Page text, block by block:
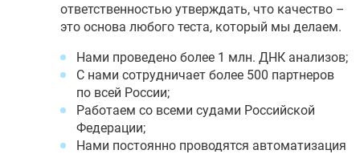
ответственностью утверждать, что качество –
это основа любого теста, который мы делаем.
Нами проведено более 1 млн. ДНК анализов;
С нами сотрудничает более 500 партнеров
по всей России;
Работаем со всеми судами Российской
Федерации;
Нами постоянно проводятся автоматизация